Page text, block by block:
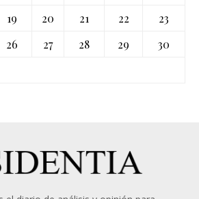
19 20 21 22
23
26 27 28 29
30